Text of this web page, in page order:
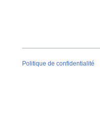
Politique de confidentialité